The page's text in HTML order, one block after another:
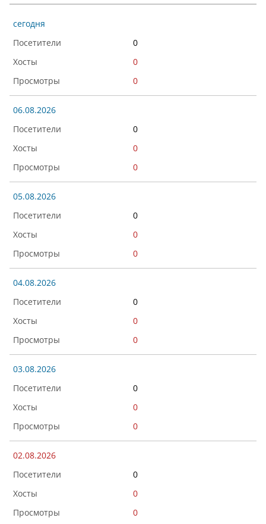
сегодня
0
0
0
06.08.2026
0
0
0
05.08.2026
0
0
0
04.08.2026
0
0
0
03.08.2026
0
0
0
02.08.2026
0
0
0